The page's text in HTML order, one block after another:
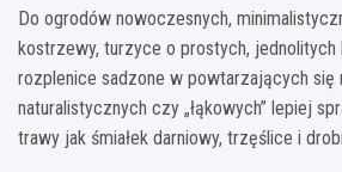
Do ogrodów nowoczesnych,
kostrzewy, turzyce o prostych, jednolitych
rozplenice sadzone w powtarzających się
naturalistycznych czy „łąkowych” lepiej
trawy jak śmiałek darniowy, trzęślice i